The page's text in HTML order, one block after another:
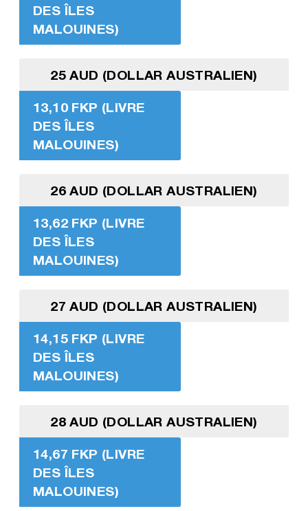
DES ÎLES
MALOUINES)
25 AUD (DOLLAR AUSTRALIEN)
13,10 FKP (LIVRE
DES ÎLES
MALOUINES)
26 AUD (DOLLAR AUSTRALIEN)
13,62 FKP (LIVRE
DES ÎLES
MALOUINES)
27 AUD (DOLLAR AUSTRALIEN)
14,15 FKP (LIVRE
DES ÎLES
MALOUINES)
28 AUD (DOLLAR AUSTRALIEN)
14,67 FKP (LIVRE
DES ÎLES
MALOUINES)